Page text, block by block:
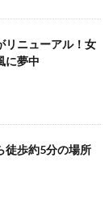
リニューアル！女
に夢中
徒歩約5分の場所